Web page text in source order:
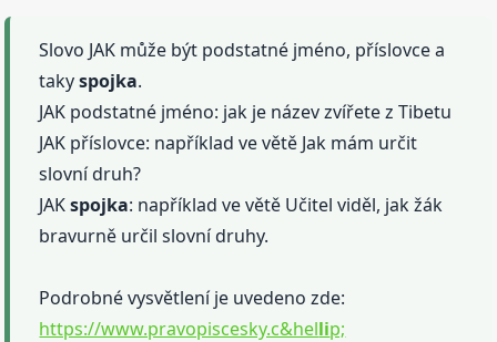
Slovo JAK může být podstatné jméno, příslovce a
takyspojka.
JAK podstatné jméno: jak je název zvířete z Tibetu
JAK příslovce: například ve větě Jak mám určit
slovní druh?
JAKspojka: například ve větě Učitel viděl, jak žák
bravurně určil slovní druhy.
Podrobné vysvětlení je uvedeno zde:
https://www.pravopiscesky.c&hellip;